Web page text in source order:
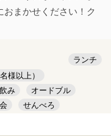
まかせください！ク
ランチ
様以上）
み
オードブル
せんべろ